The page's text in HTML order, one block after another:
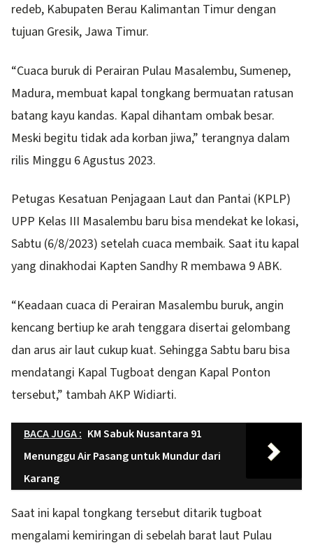
redeb, Kabupaten Berau Kalimantan Timur dengan
tujuan Gresik, Jawa Timur.
“Cuaca buruk di Perairan Pulau Masalembu, Sumenep,
Madura, membuat kapal tongkang bermuatan ratusan
batang kayu kandas. Kapal dihantam ombak besar.
Meski begitu tidak ada korban jiwa,” terangnya dalam
rilis Minggu 6 Agustus 2023.
Petugas Kesatuan Penjagaan Laut dan Pantai (KPLP)
UPP Kelas III Masalembu baru bisa mendekat ke lokasi,
Sabtu (6/8/2023) setelah cuaca membaik. Saat itu kapal
yang dinakhodai Kapten Sandhy R membawa 9 ABK.
“Keadaan cuaca di Perairan Masalembu buruk, angin
kencang bertiup ke arah tenggara disertai gelombang
dan arus air laut cukup kuat. Sehingga Sabtu baru bisa
mendatangi Kapal Tugboat dengan Kapal Ponton
tersebut,” tambah AKP Widiarti.
BACA JUGA : KM Sabuk Nusantara 91
Menunggu Air Pasang untuk Mundur dari
Karang
Saat ini kapal tongkang tersebut ditarik tugboat
mengalami kemiringan di sebelah barat laut Pulau